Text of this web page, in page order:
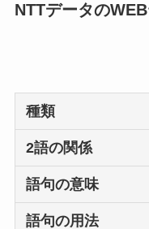
NTTデータの
種類
2語の関係
語句の意味
語句の用法